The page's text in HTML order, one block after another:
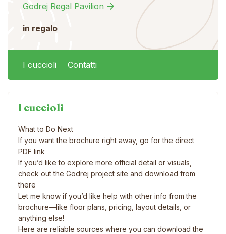
Godrej Regal Pavilion
in regalo
I cuccioli Contatti
I cuccioli
What to Do Next
If you want the brochure right away, go for the direct
PDF link
If you’d like to explore more official detail or visuals,
check out the Godrej project site and download from
there
Let me know if you’d like help with other info from the
brochure—like floor plans, pricing, layout details, or
anything else!
Here are reliable sources where you can download the